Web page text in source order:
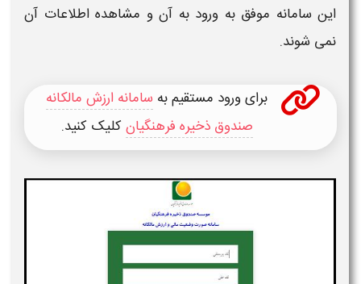
این سامانه موفق به ورود به آن و مشاهده اطلاعات آن
نمی شوند.
برای ورود مستقیم به سامانه ارزش مالکانه
صندوق ذخیره فرهنگیان کلیک کنید.